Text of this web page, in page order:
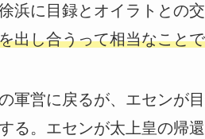
浜に目録とオイラトとの交
出し合うって相当なこと
軍営に戻るが、エセンが
る。エセンが太上皇の帰